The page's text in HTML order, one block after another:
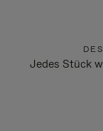
Jedes Stück